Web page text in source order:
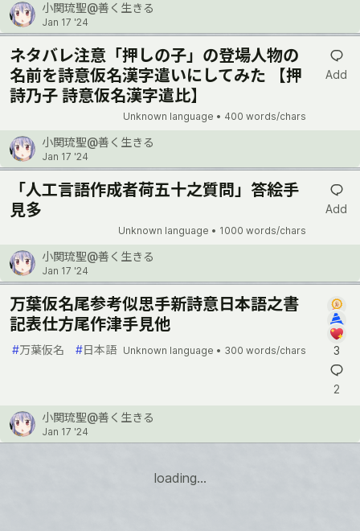
小関琉聖@善く生きる
Jan 17 '24
ネタバレ注意「押しの子」の登場人物の
名前を詩意仮名漢字遣いにしてみた 【押
詩乃子 詩意仮名漢字遣比】
Unknown language • 400 words/chars
Add
小関琉聖@善く生きる
Jan 17 '24
「人工言語作成者荷五十之質問」答絵手
見多
Unknown language • 1000 words/chars
Add
小関琉聖@善く生きる
Jan 17 '24
万葉仮名尾参考似思手新詩意日本語之書
記表仕方尾作津手見他
#万葉仮名 #日本語 Unknown language • 300 words/chars 3
2
小関琉聖@善く生きる
Jan 17 '24
loading...